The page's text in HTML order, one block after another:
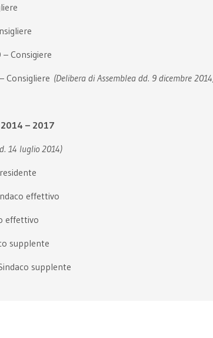
– Consigiere
Consigliere (Delibera di Assemblea dd. 9 dicembre
2014 – 2017
14 luglio 2014)
effettivo
effettivo
supplente
supplente